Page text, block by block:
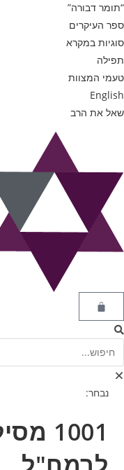
“תומר דבורה”
ספר העיקרים
סוגיות במקרא
תפילה
טעמי המצוות
English
שאל את הרב
נבחר:
1001